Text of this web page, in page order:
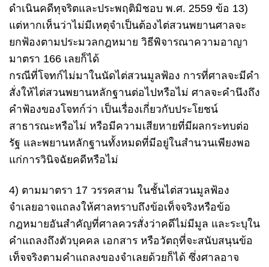
ดำเนินคดีทุจริตและประพฤติมิชอบ พ.ศ. 2559 ข้อ 13)
แต่หากเห็นว่าไม่มีเหตุจำเป็นต้องไต่สวนพยานศาลจะ
ยกฟ้องตามประมวลกฎหมาย วิธีพิจารณาความอาญา
มาตรา 166 เลยก็ได้
กรณีที่โจทก์ไม่มาในนัดไต่สวนมูลฟ้อง การที่ศาลจะมีคำ
สั่งให้ไต่สวนพยานหลักฐานต่อไปหรือไม่ ศาลจะคำนึงถึง
คำฟ้องของโจทก์ว่า เป็นเรื่องเกี่ยวกับประโยชน์
สาธารณะหรือไม่ หรือมีความเสียหายที่มีผลกระทบต่อ
รัฐ และพยานหลักฐานทั้งหมดที่มีอยู่ในสำนวนเพียงพอ
แก่การวินิจฉัยคดีหรือไม่
4) ตามมาตรา 17 วรรคสาม ในชั้นไต่สวนมูลฟ้อง
จำเลยอาจแถลงให้ศาลทราบถึงข้อเท็จจริงหรือข้อ
กฎหมายอันสำคัญที่ศาลควรสั่งว่าคดีไม่มีมูล และระบุใน
คำแถลงถึงตัวบุคคล เอกสาร หรือวัตถุที่จะสนับสนุนข้อ
เท็จจริงตามคำแถลงของจำเลยด้วยก็ได้ ซึ่งศาลอาจ